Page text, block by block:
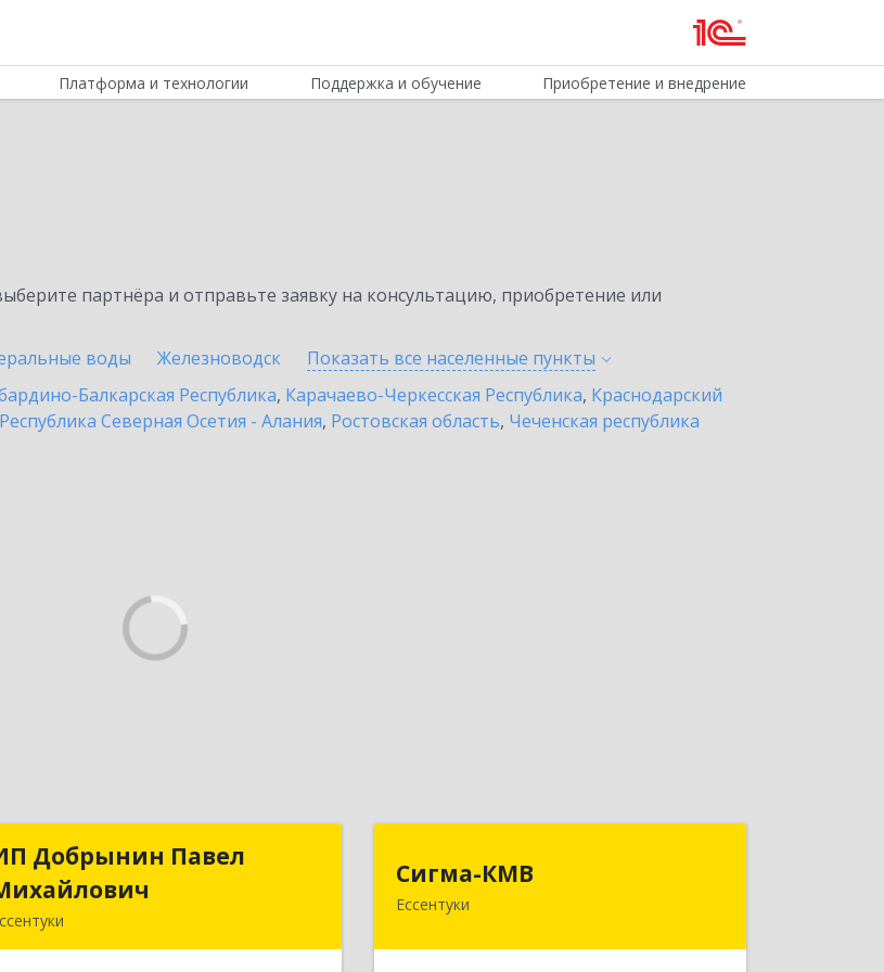
Платформа и технологии Поддержка и обучение Приобретение и внедрение
партнёра и отправьте заявку на консультацию, приобретение или
воды Железноводск Показать все населенные пункты
Балкарская Республика, Карачаево-Черкесская Республика, Краснодарский
Республика Северная Осетия - Алания, Ростовская область, Чеченская республика
Добрынин Павел
ИП Добрынин Павел
Сигма-КМВ
Ессентуки357600, Ставропольский край,